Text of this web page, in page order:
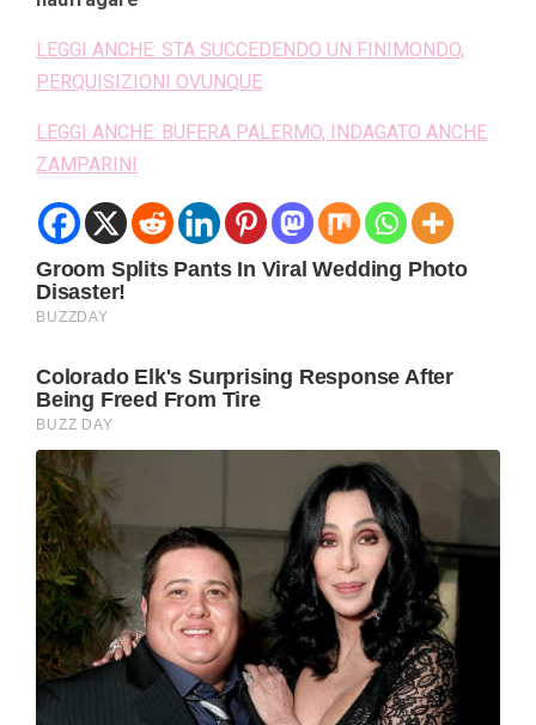
LEGGI ANCHE: STA SUCCEDENDO UN FINIMONDO,
PERQUISIZIONI OVUNQUE
LEGGI ANCHE: BUFERA PALERMO, INDAGATO ANCHE
ZAMPARINI